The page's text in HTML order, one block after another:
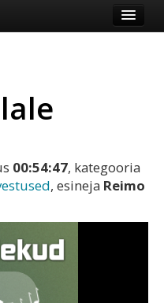
Logi sisse või registreeru
00:54:47, kategooria
, esineja Reimo